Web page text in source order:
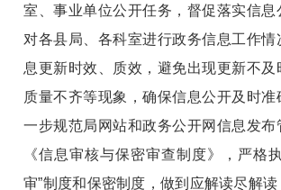
室、事业单位公开任务，督促落实信息
对各县局、各科室进行政务信息工作
息更新时效、质效，避免出现更新不及
质量不齐等现象，确保信息公开及时准
一步规范局网站和政务公开网 信息发布
《信息审核与保密审查制度》，严格
审”制度和保密制度，做到应解读尽解